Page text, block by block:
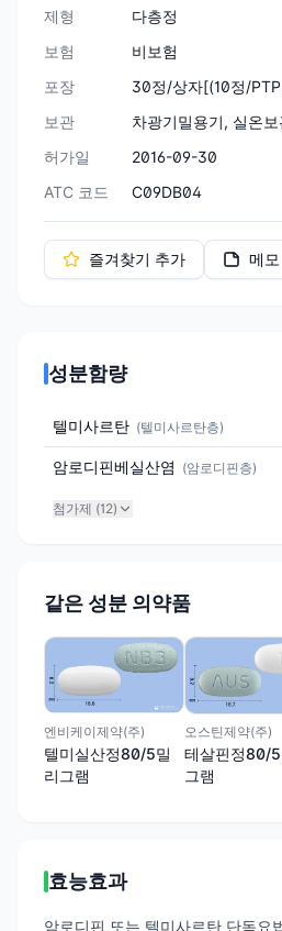
제형
다층정
보험
비보험
포장
30정/상자[(10정/
보관
차광기밀용기, 실온
허가일
2016-09-30
ATC 코드
C09DB04
즐겨찾기 추가 메모
성분함량
텔미사르탄 (텔미사르탄층)
암로디핀베실산염 (암로디핀층)
첨가제 (12)
같은 성분 의약품
엔비케이제약(주)
텔미실산정80/5밀
리그램
오스틴제약(주)
테살핀정80/5
그램
효능효과
암로디핀 또는 텔미사르탄 단독요